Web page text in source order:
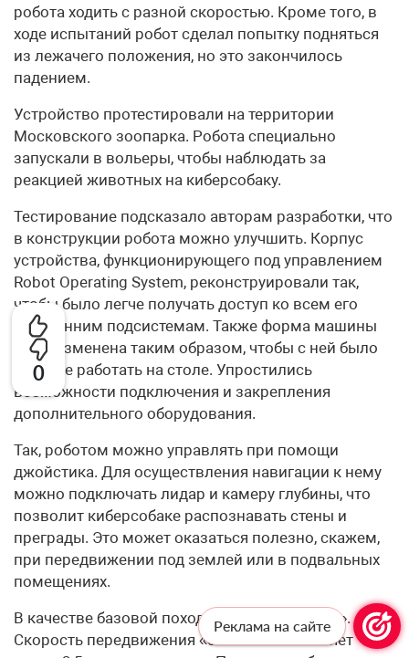
0
робота ходить с разной скоростью. Кроме того, в
ходе испытаний робот сделал попытку подняться
из лежачего положения, но это закончилось
падением.
Устройство протестировали на территории
Московского зоопарка. Робота специально
запускали в вольеры, чтобы наблюдать за
реакцией животных на киберсобаку.
Тестирование подсказало авторам разработки, что
в конструкции робота можно улучшить. Корпус
устройства, функционирующего под управлением
Robot Operating System, реконструировали так,
чтобы было легче получать доступ ко всем его
внутренним подсистемам. Также форма машины
была изменена таким образом, чтобы с ней было
удобнее работать на столе. Упростились
возможности подключения и закрепления
дополнительного оборудования.
Так, роботом можно управлять при помощи
джойстика. Для осуществления навигации к нему
можно подключать лидар и камеру глубины, что
позволит киберсобаке распознавать стены и
преграды. Это может оказаться полезно, скажем,
при передвижении под землей или в подвальных
помещениях.
В качестве базовой походки выбрана «рысь».
Скорость передвижения «собаки» составляет
Реклама на сайте